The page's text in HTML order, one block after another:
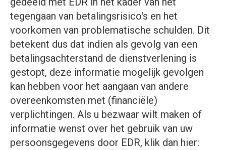
tegengaan van betalingsrisico's en het
voorkomen van problematische schulden. Dit
betekent dus dat indien als gevolg van een
betalingsachterstand de dienstverlening is
gestopt, deze informatie mogelijk gevolgen
kan hebben voor het aangaan van andere
overeenkomsten met (financiële)
verplichtingen. Als u bezwaar wilt maken of
informatie wenst over het gebruik van uw
persoonsgegevens door EDR, klik dan hier: